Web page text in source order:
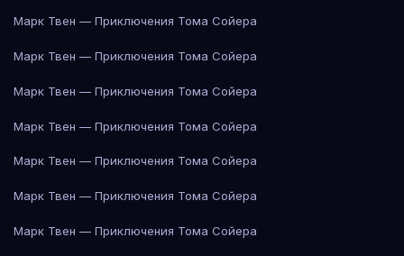
Марк Твен — Приключения Тома Сойера
Марк Твен — Приключения Тома Сойера
Марк Твен — Приключения Тома Сойера
Марк Твен — Приключения Тома Сойера
Марк Твен — Приключения Тома Сойера
Марк Твен — Приключения Тома Сойера
Марк Твен — Приключения Тома Сойера